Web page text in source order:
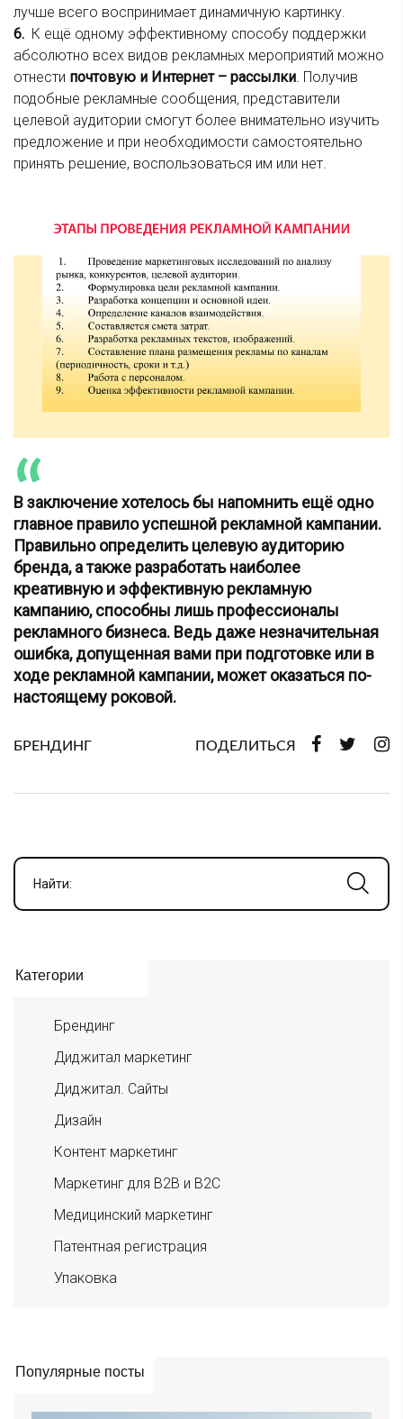
лучше всего воспринимает динамичную картинку.
6. К ещё одному эффективному способу поддержки
абсолютно всех видов рекламных мероприятий можно
отнести почтовую и Интернет – рассылки. Получив
подобные рекламные сообщения, представители
целевой аудитории смогут более внимательно изучить
предложение и при необходимости самостоятельно
принять решение, воспользоваться им или нет.
В заключение хотелось бы напомнить ещё одно
главное правило успешной рекламной кампании.
Правильно определить целевую аудиторию
бренда, а также разработать наиболее
креативную и эффективную рекламную
кампанию, способны лишь профессионалы
рекламного бизнеса. Ведь даже незначительная
ошибка, допущенная вами при подготовке или в
ходе рекламной кампании, может оказаться по-
настоящему роковой.
БРЕНДИНГ ПОДЕЛИТЬСЯ
Найти:
Категории
Брендинг
Диджитал маркетинг
Диджитал. Сайты
Дизайн
Контент маркетинг
Маркетинг для B2B и B2C
Медицинский маркетинг
Патентная регистрация
Упаковка
Популярные посты